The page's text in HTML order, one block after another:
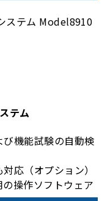
インデックスディ
テム
機能試験の自動検
応（オプション）
操作ソフトウェア